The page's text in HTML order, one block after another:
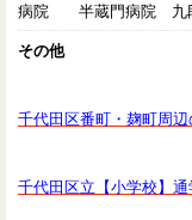
病院 半蔵門病院 九
その他
千代田区番町・麹町周
千代田区立【小学校】